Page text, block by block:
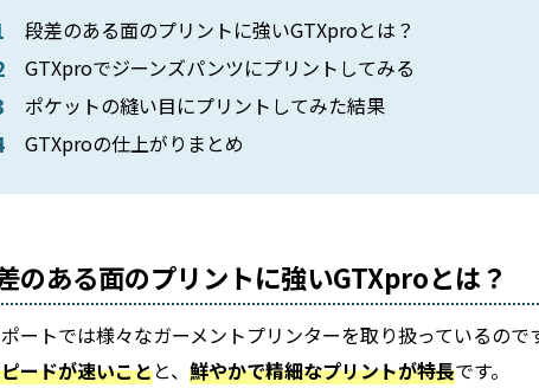
段差のある面のプリントに強いGTXproとは？
GTXproでジーンズパンツにプリントしてみる
ポケットの縫い目にプリントしてみた結果
GTXproの仕上がりまとめ
のある面のプリントに強いGTXproとは？
ートでは様々なガーメントプリンターを取り扱っているの
ードが速いことと、鮮やかで精細なプリントが特長です。